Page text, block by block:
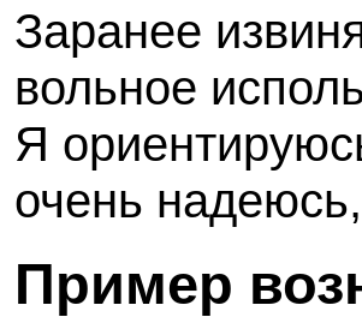
Заранее
вольное
Я
очень
Пример